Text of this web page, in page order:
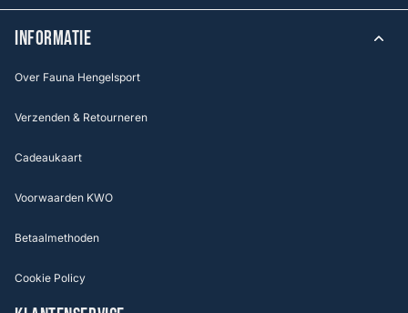
INFORMATIE
Over Fauna Hengelsport
Verzenden & Retourneren
Cadeaukaart
Voorwaarden KWO
Betaalmethoden
Cookie Policy